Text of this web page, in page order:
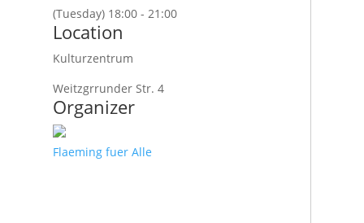
(Tuesday) 18:00 - 21:00
Location
Kulturzentrum
Weitzgrrunder Str. 4
Organizer
Flaeming fuer Alle